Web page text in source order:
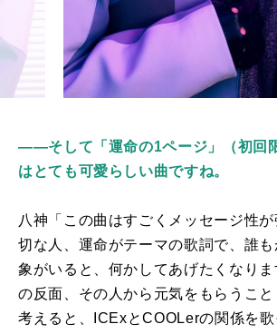
――そして「運命の1ページ」（初回
はとても可愛らしい曲ですね。
八神「この曲はすごくメッセージ性
切な人、運命がテーマの歌詞で、誰
象がいると、何かしてあげたくなり
の反面、その人から元気をもらうこと
考えると、
ICExとCOOLerの関係を